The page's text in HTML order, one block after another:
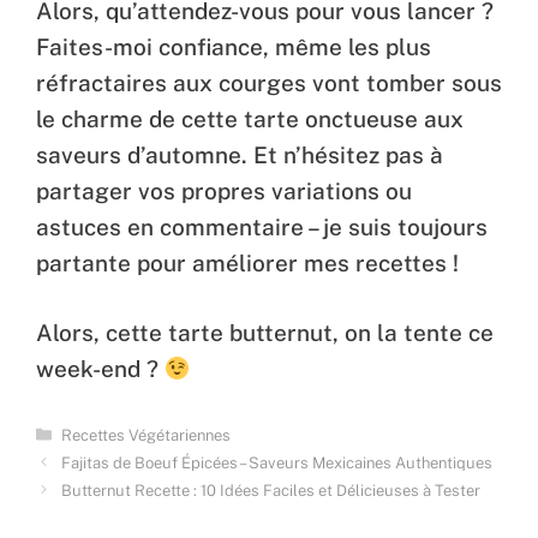
Alors, qu’attendez-vous pour vous lancer ?
Faites-moi confiance, même les plus
réfractaires aux courges vont tomber sous
le charme de cette tarte onctueuse aux
saveurs d’automne. Et n’hésitez pas à
partager vos propres variations ou
astuces en commentaire – je suis toujours
partante pour améliorer mes recettes !
Alors, cette tarte butternut, on la tente ce
week-end ?
Categories
Recettes Végétariennes
Fajitas de Boeuf Épicées – Saveurs Mexicaines Authentiques
Butternut Recette : 10 Idées Faciles et Délicieuses à Tester